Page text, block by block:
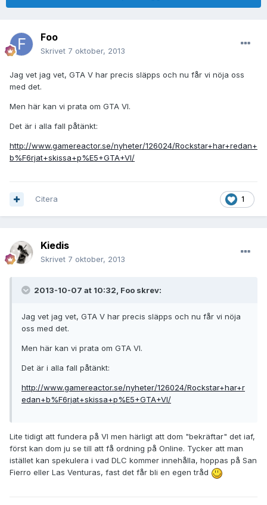
Foo
Skrivet 7 oktober, 2013
Jag vet jag vet, GTA V har precis släpps och nu får vi nöja oss
med det.
Men här kan vi prata om GTA VI.
Det är i alla fall påtänkt:
http://www.gamereactor.se/nyheter/126024/Rockstar+har+redan+
b%F6rjat+skissa+p%E5+GTA+VI/
1
Citera
Kiedis
Skrivet 7 oktober, 2013
2013-10-07 at 10:32, Foo skrev:
Jag vet jag vet, GTA V har precis släpps och nu får vi nöja
oss med det.
Men här kan vi prata om GTA VI.
Det är i alla fall påtänkt:
http://www.gamereactor.se/nyheter/126024/Rockstar+har+r
edan+b%F6rjat+skissa+p%E5+GTA+VI/
Lite tidigt att fundera på VI men härligt att dom "bekräftar" det iaf,
först kan dom ju se till att få ordning på Online. Tycker att man
istället kan spekulera i vad DLC kommer innehålla, hoppas på San
Fierro eller Las Venturas, fast det får bli en egen tråd